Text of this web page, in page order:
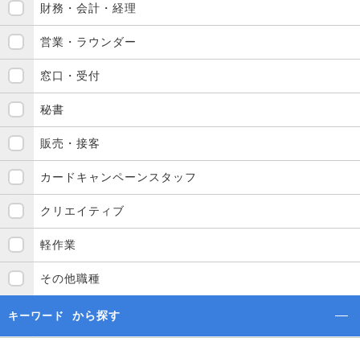
財務・会計・経理
営業・ラウンダー
窓口・受付
秘書
販売・接客
カードキャンペーンスタッフ
クリエイティブ
軽作業
その他職種
キーワード から探す